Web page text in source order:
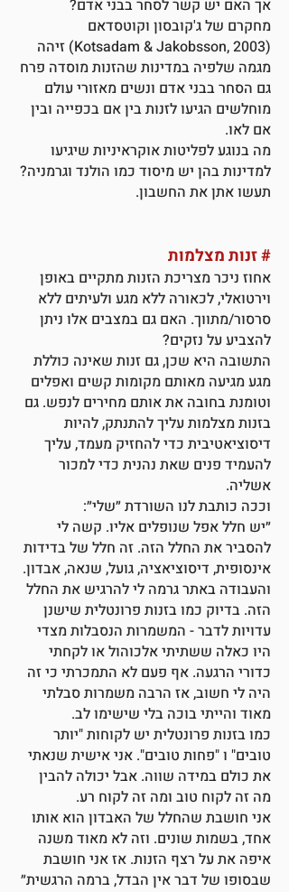
אך האם יש קשר לסחר בבני אדם?
מחקרם של ג'קובסון וקוטסדאם
(Kotsadam & Jakobsson, 2003) זיהה
מגמה שלפיה במדינות שהזנות מוסדה פרח
גם הסחר בבני אדם ונשים מאזורי עולם
מוחלשים הגיעו לזנות בין אם בכפייה ובין
אם לאו.
מה בנוגע לפליטות אוקראיניות שיגיעו
למדינות בהן יש מיסוד כמו הולנד וגרמניה?
תעשו אתן את החשבון.
#זנות מצלמות
אחוז ניכר מצריכת הזנות מתקיים באופן
וירטואלי, לכאורה ללא מגע ולעיתים ללא
סרסור/מתווך. האם גם במצבים אלו ניתן
להצביע על נזקים?
התשובה היא שכן, גם זנות שאינה כוללת
מגע מגיעה מאותם מקומות קשים ואפלים
וטומנת בחובה את אותם מחירים לנפש. גם
בזנות מצלמות עליך להתנתק, להיות
דיסוציאטיבית כדי להחזיק מעמד, עליך
להעמיד פנים שאת נהנית כדי למכור
אשליה.
וככה כותבת לנו השורדת ״שלי״:
״יש חלל אפל שנופלים אליו. קשה לי
להסביר את החלל הזה. זה חלל של בדידות
אינסופית, דיסוציאציה, גועל, שנאה, אבדון.
והעבודה באתר גרמה לי להרגיש את החלל
הזה. בדיוק כמו בזנות פרונטלית שישנן
עדויות לדבר - המשמרות הנסבלות מצדי
היו כאלה ששתיתי אלכוהול או לקחתי
כדורי הרגעה. אף פעם לא התמכרתי כי זה
היה לי חשוב, אז הרבה משמרות סבלתי
מאוד והייתי בוכה בלי שישימו לב.
כמו בזנות פרונטלית יש לקוחות "יותר
טובים" ו "פחות טובים". אני אישית שנאתי
את כולם במידה שווה. אבל יכולה להבין
מה זה לקוח טוב ומה זה לקוח רע.
אני חושבת שהחלל של האבדון הוא אותו
אחד, בשמות שונים. וזה לא מאוד משנה
איפה את על רצף הזנות. אז אני חושבת
שבסופו של דבר אין הבדל, ברמה הרגשית״